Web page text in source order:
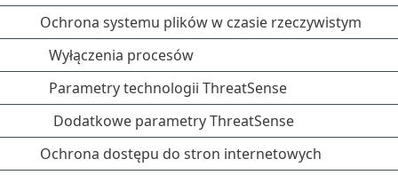
Ochrona systemu plików w czasie rzeczywistym
Wyłączenia procesów
Parametry technologii ThreatSense
Dodatkowe parametry ThreatSense
Ochrona dostępu do stron internetowych